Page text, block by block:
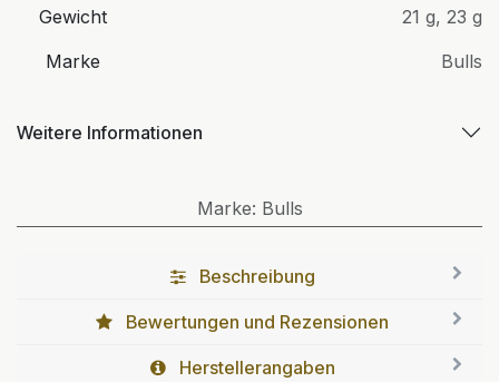
Gewicht 21 g, 23 g
Marke
Bulls
Weitere Informationen
Marke: Bulls
Beschreibung
Bewertungen und Rezensionen
Herstellerangaben